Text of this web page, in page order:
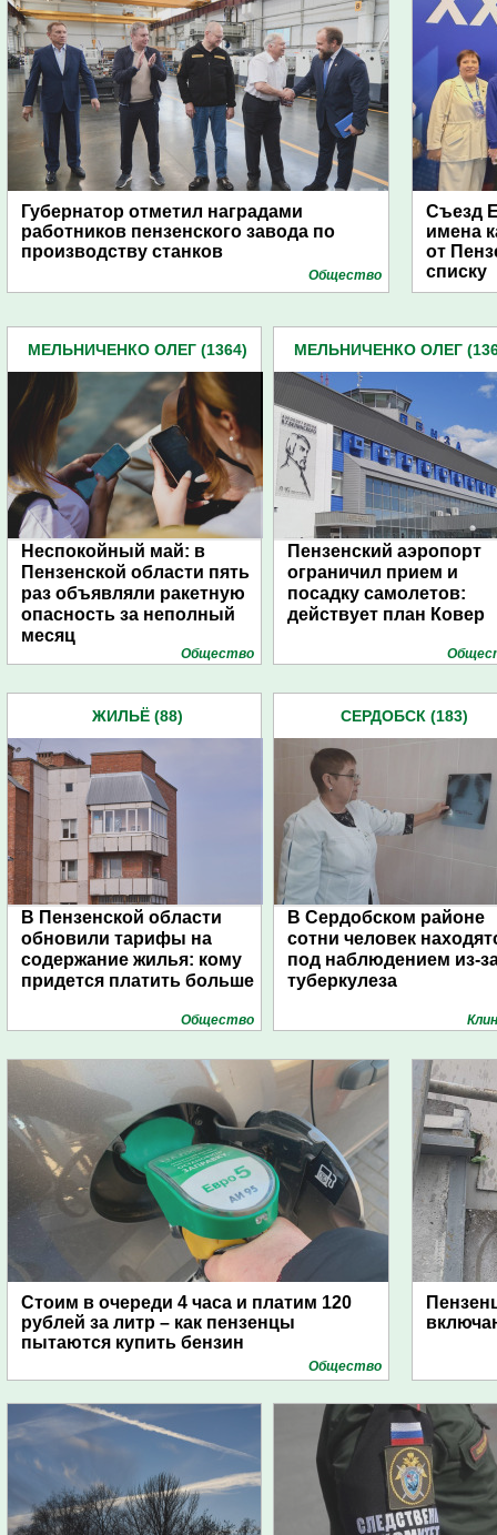
Губернатор отметил наградами
работников пензенского завода по
производству станков
Общество
Съезд
имена
от
списку
МЕЛЬНИЧЕНКО ОЛЕГ (1364)
Неспокойный май: в
Пензенской области пять
раз объявляли ракетную
опасность за неполный
месяц
Общество
МЕЛЬНИЧЕНКО ОЛЕГ
Пензенский аэропорт
ограничил прием и
посадку самолетов:
действует план Ковер
ЖИЛЬЁ (88)
В Пензенской области
обновили тарифы на
содержание жилья: кому
придется платить больше
Общество
СЕРДОБСК (183)
В Сердобском районе
сотни человек
под наблюдением из-
туберкулеза
Стоим в очереди 4 часа и платим 120
рублей за литр – как пензенцы
пытаются купить бензин
Общество